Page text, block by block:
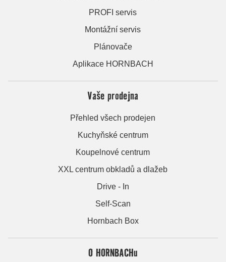
PROFI servis
Montážní servis
Plánovače
Aplikace HORNBACH
Vaše prodejna
Přehled všech prodejen
Kuchyňské centrum
Koupelnové centrum
XXL centrum obkladů a dlažeb
Drive - In
Self-Scan
Hornbach Box
O HORNBACHu